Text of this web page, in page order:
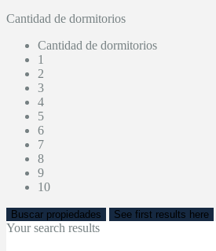
Cantidad de dormitorios
Cantidad de dormitorios
1
2
3
4
5
6
7
8
9
10
Buscar propiedades See first results here
Your search results